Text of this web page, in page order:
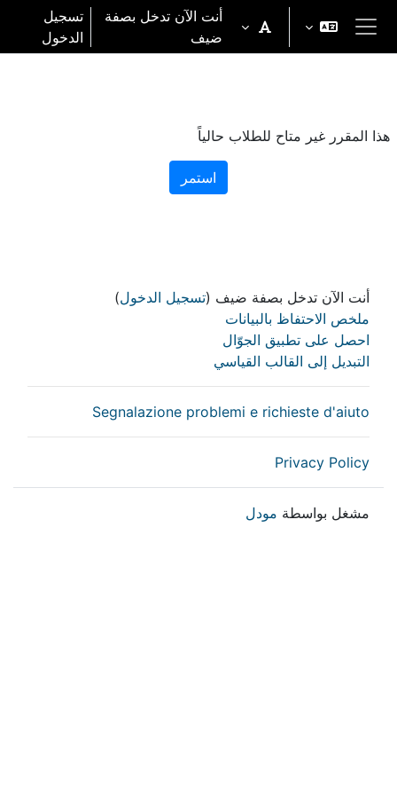
تخطى إلى المحتوى الرئيسي
واجهة جانبية
أنت الآن تدخل بصفة
ضيف
تسجيل
الدخول
هذا المقرر غير متاح للطلاب حالياً
استمر
أنت الآن تدخل بصفة ضيف (تسجيل الدخول)
ملخص الاحتفاظ بالبيانات
احصل على تطبيق الجوّال
التبديل إلى القالب القياسي
Segnalazione problemi e richieste d'aiuto
Privacy Policy
مشغل بواسطة مودل